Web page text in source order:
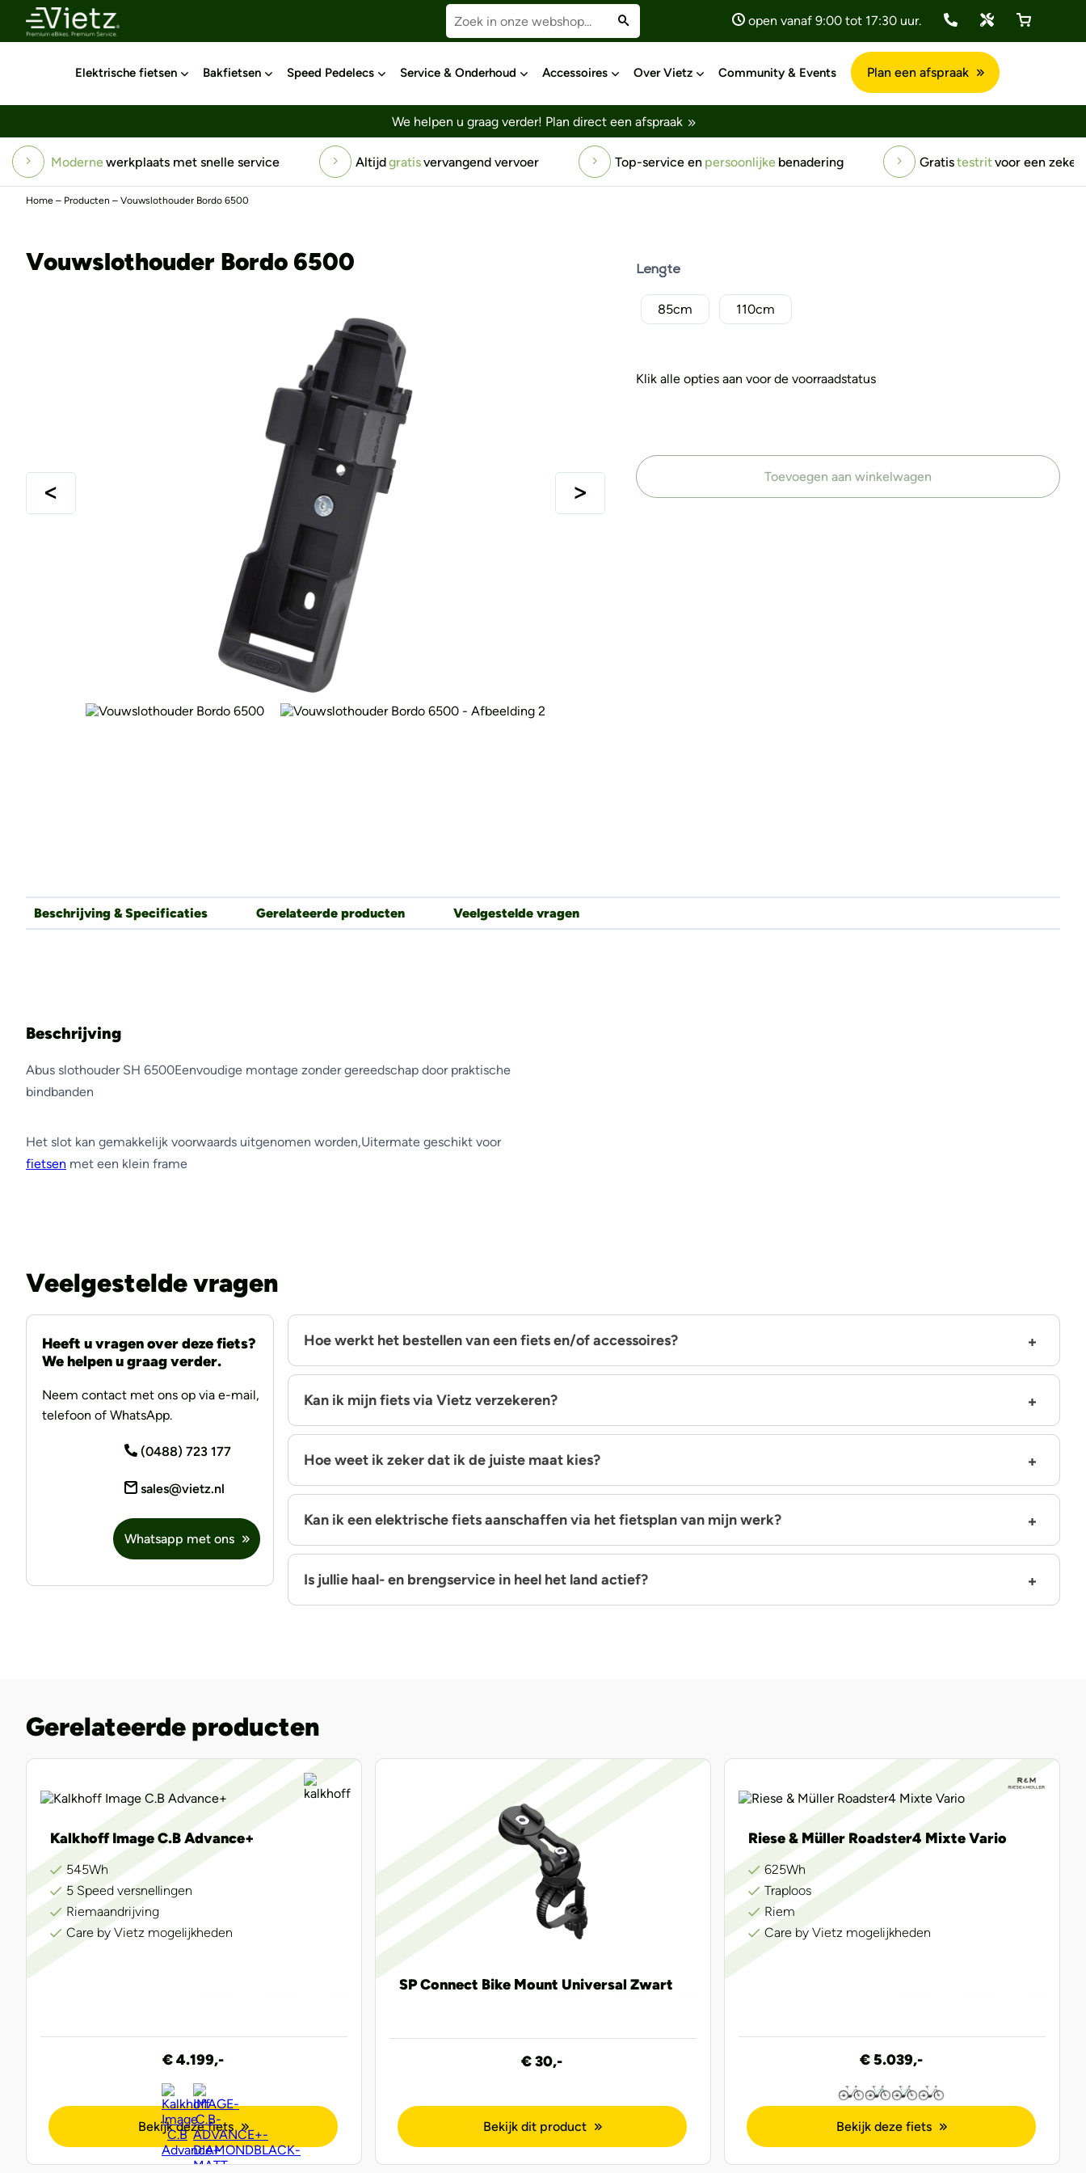
open vanaf 9:00 tot 17:30 uur.
Elektrische fietsen Bakfietsen Speed Pedelecs Service & Onderhoud Accessoires Over Vietz Community & Events Plan een afspraak
We helpen u graag verder! Plan direct een afspraak
Altijdgratisvervangend vervoer Top-service enpersoonlijkebenadering Gratistestrit voor een zeker gevoel 1194+ positievereviews
Home – Producten – Vouwslothouder Bordo 6500
Vouwslothouder Bordo 6500 Lengte
85cm 110cm
Klik alle opties aan voor de voorraadstatus
Toevoegen aan winkelwagen
Beschrijving & Specificaties Gerelateerde producten Veelgestelde vragen
Beschrijving
Abus slothouder SH 6500Eenvoudige montage zonder gereedschap door praktische
bindbanden
Het slot kan gemakkelijk voorwaards uitgenomen worden,Uitermate geschikt voor
fietsen met een klein frame
Veelgestelde vragen
Heeft u vragen over deze fiets?
We helpen u graag verder.
Neem contact met ons op via e-mail,
telefoon of WhatsApp.
(0488) 723 177
sales@vietz.nl
Whatsapp met ons
Hoe werkt het bestellen van een fiets en/of accessoires?
Kan ik mijn fiets via Vietz verzekeren?
Hoe weet ik zeker dat ik de juiste maat kies?
Kan ik een elektrische fiets aanschaffen via het fietsplan van mijn werk?
Is jullie haal- en brengservice in heel het land actief?
Gerelateerde producten
Kalkhoff Image C.B Advance+
545Wh
5 Speed versnellingen
Riemaandrijving
Care by Vietz mogelijkheden
€ 4.199,-
Bekijk deze fiets
SP Connect Bike Mount Universal Zwart
€ 30,-
Bekijk dit product
Riese & Müller Roadster4 Mixte Vario
625Wh
Traploos
Riem
Care by Vietz mogelijkheden
€ 5.039,-
Bekijk deze fiets